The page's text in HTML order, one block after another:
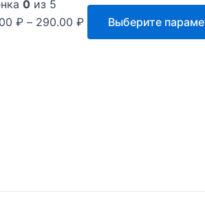
0 из 5
₽ – 290.00 ₽ Выберите